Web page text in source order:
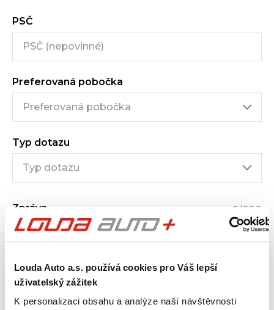
Louda Auto a.s. používá cookies pro Váš lepší
uživatelský zážitek
K personalizaci obsahu a analýze naší návštěvnosti
PSČ
Preferovaná pobočka
Typ dotazu
Zpráva 0 /600